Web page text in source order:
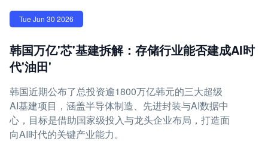
Tue Jun 30 2026
韩国万亿'芯'基建拆解：存储行业能否建成AI时
代'油田'
韩国近期公布了总投资逾1800万亿韩元的三大超级
AI基建项目，涵盖半导体制造、先进封装与AI数据中
心，目标是借助国家级投入与龙头企业布局，打造面
向AI时代的关键产业能力。